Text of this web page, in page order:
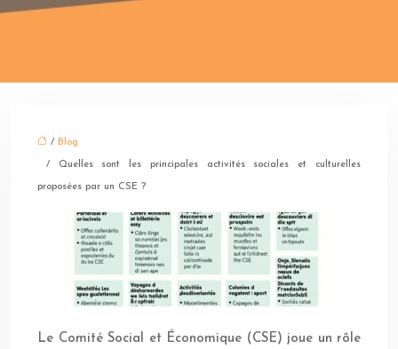
/ Blog
/ Quelles sont les principales activités sociales et culturelles
proposées par un CSE ?
Le Comité Social et Économique (CSE) joue un rôle